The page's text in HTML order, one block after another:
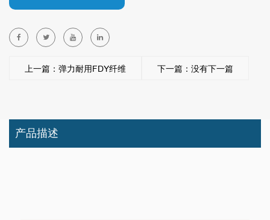
上一篇：弹力耐用FDY纤维 下一篇：没有下一篇
产品描述